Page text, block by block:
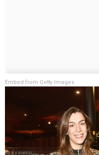
Embed from Getty Images